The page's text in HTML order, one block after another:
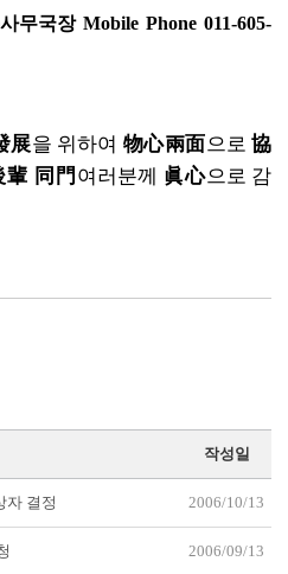
국장 Mobile Phone 011-605-
展을 위하여 物心兩面으로協
輩 同門 여러분께 眞心으로 감
작성일
자 결정 2006/10/13
2006/09/13